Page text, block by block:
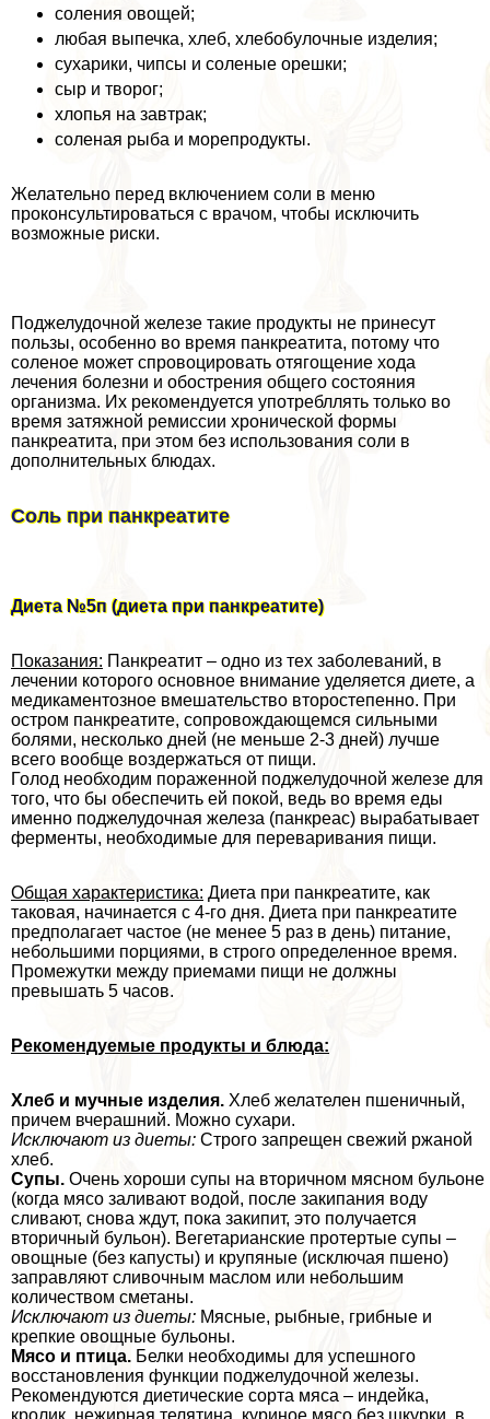
соления овощей;
любая выпечка, хлеб, хлебобулочные изделия;
сухарики, чипсы и соленые орешки;
сыр и творог;
хлопья на завтpaк;
соленая рыба и морепродукты.
Желательно перед включением соли в меню
проконсультироваться с врачом, чтобы исключить
возможные риски.
Поджелудочной железе такие продукты не принесут
пользы, особенно во время панкреатита, потому что
соленое может спровоцировать отягощение хода
лечения болезни и обострения общего состояния
организма. Их рекомендуется употрeбллять только во
время затяжной ремиссии хронической формы
панкреатита, при этом без использования соли в
дополнительных блюдах.
Соль при панкреатите
Диета №5п (диета при панкреатите)
Показания: Панкреатит – одно из тех заболеваний, в
лечении которого основное внимание уделяется диете, а
медикаментозное вмешательство второстепенно. При
остром панкреатите, сопровождающемся сильными
болями, несколько дней (не меньше 2-3 дней) лучше
всего вообще воздержаться от пищи.
Голод необходим пораженной поджелудочной железе для
того, что бы обеспечить ей покой, ведь во время еды
именно поджелудочная железа (панкреас) выpaбатывает
ферменты, необходимые для переваривания пищи.
Общая хаpaктеристика: Диета при панкреатите, как
таковая, начинается с 4-го дня. Диета при панкреатите
предполагает частое (не менее 5 раз в день) питание,
небольшими порциями, в строго определенное время.
Промежутки между приемами пищи не должны
превышать 5 часов.
Рекомендуемые продукты и блюда:
Хлеб и мучные изделия. Хлеб желателен пшеничный,
причем вчерашний. Можно сухари.
Исключают из диеты: Строго запрещен свежий ржаной
хлеб.
Супы. Очень хороши супы на вторичном мясном бульоне
(когда мясо заливают водой, после закипания воду
сливают, снова ждут, пока закипит, это получается
вторичный бульон). Вегетарианские протертые супы –
овощные (без капусты) и крупяные (исключая пшено)
заправляют сливочным маслом или небольшим
количеством сметаны.
Исключают из диеты: Мясные, рыбные, грибные и
крепкие овощные бульоны.
Мясо и птица. Белки необходимы для успешного
восстановления функции поджелудочной железы.
Рекомендуются диетические сорта мяса – индейка,
кролик, нежирная телятина, куриное мясо без шкурки, в